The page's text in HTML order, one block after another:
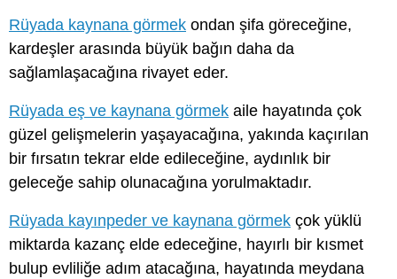
Rüyada kaynana görmek ondan şifa göreceğine,
kardeşler arasında büyük bağın daha da
sağlamlaşacağına rivayet eder.
Rüyada eş ve kaynana görmek aile hayatında çok
güzel gelişmelerin yaşayacağına, yakında kaçırılan
bir fırsatın tekrar elde edileceğine, aydınlık bir
geleceğe sahip olunacağına yorulmaktadır.
Rüyada kayınpeder ve kaynana görmek çok yüklü
miktarda kazanç elde edeceğine, hayırlı bir kısmet
bulup evliliğe adım atacağına, hayatında meydana